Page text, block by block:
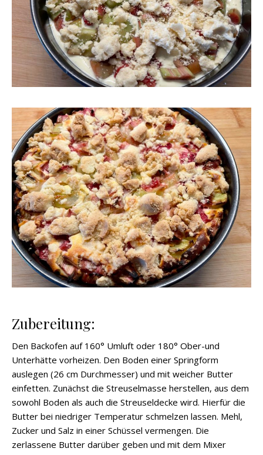
Zubereitung:
Den Backofen auf 160° Umluft oder 180° Ober-und
Unterhätte vorheizen. Den Boden einer Springform
auslegen (26 cm Durchmesser) und mit weicher Butter
einfetten. Zunächst die Streuselmasse herstellen, aus dem
sowohl Boden als auch die Streuseldecke wird. Hierfür die
Butter bei niedriger Temperatur schmelzen lassen. Mehl,
Zucker und Salz in einer Schüssel vermengen. Die
zerlassene Butter darüber geben und mit dem Mixer